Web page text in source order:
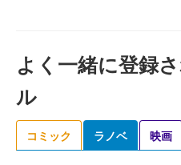
よく一緒に登録
ル
コミック ラノベ 映画